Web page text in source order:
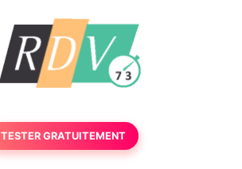
TESTER GRATUITEMENT